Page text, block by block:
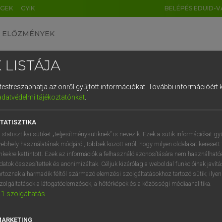
GYIK BELÉPÉS EDUID-
ELŐZMÉNYEK
uniós terminológiai szótár
VAN ELŐFIZETÉSED?
előfizetésem a teljes szócikk
NINCS ELŐFIZETÉSED?
LISTÁJA
az önről gyűjtött információkat. További információért
tájékoztatónkat.
statisztikai sütiket „teljesítménysütiknek” is nevezik. Ezek a sütik információkat
használatának módjáról, többek között arról, hogy milyen oldalakat keresett
kattintott. Ezek az információk a felhasználó azonosítására nem
összesítettek és anonimizáltak. Céljuk kizárólag a weboldal funkcióinak
a harmadik féltől származó elemzési szolgáltatásokhoz tartozó sütik;
a látogatóelemzések, a hőtérképek és a közösségi médiaanalitika.
1 szolgáltatás
DE CN FR ES IT NL
1 2 3 4 5 6 7 8 9
q w e r t z u i
a s d f g h j k l é
í y x c v b n m , .